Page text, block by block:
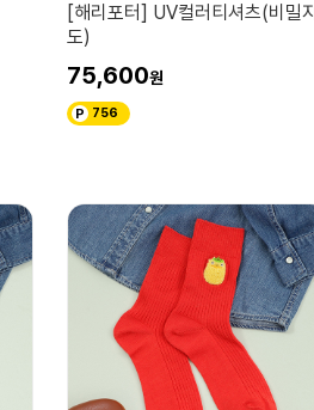
[해리포터] UV컬러티셔츠(비밀지
도)
75,600
756